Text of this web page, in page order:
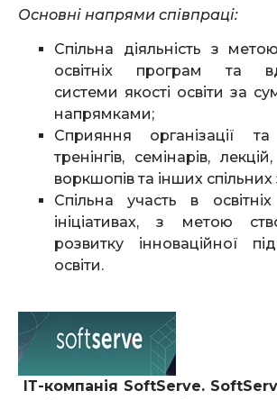
Основні напрями співпраці:
Спільна діяльність з
освітніх програм та
системи якості освіти за
напрямками;
Сприяння організації
тренінгів, семінарів,
воркшопів та інших спільних
Спільна участь в
ініціативах, з метою
розвитку інноваційної
освіти.
ІТ-компанія SoftServe.